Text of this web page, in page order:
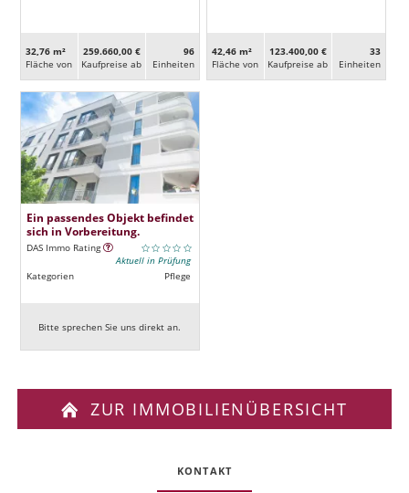
32,76 m²
Fläche von
259.660,00 €
Kaufpreise ab
96
Ein­heiten
42,46 m²
Fläche von
123.400,00 €
Kaufpreise ab
33
Ein­heiten
Ein passendes Objekt befindet
sich in Vorbereitung.
DAS Immo Rating
Aktuell in Prüfung
Kategorien
Pflege
Bitte sprechen Sie uns direkt an.
ZUR IMMOBILIENÜBERSICHT
KONTAKT